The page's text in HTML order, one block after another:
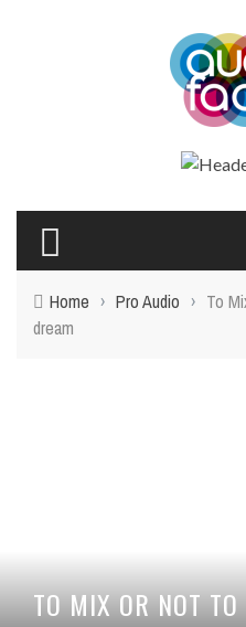
Home › Pro Audio › To
dream
TO MIX OR NOT